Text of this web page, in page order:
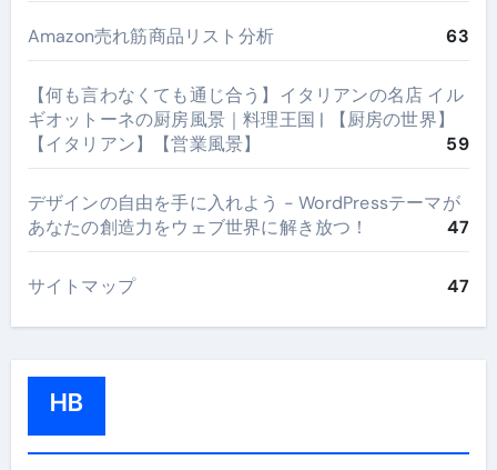
Amazon売れ筋商品リスト分析 63
【何も言わなくても通じ合う】イタリアンの名店 イル
ギオットーネの厨房風景｜料理王国 | 【厨房の世界】
【イタリアン】【営業風景】
59
デザインの自由を手に入れよう - WordPressテーマが
あなたの創造力をウェブ世界に解き放つ！
47
サイトマップ 47
HB